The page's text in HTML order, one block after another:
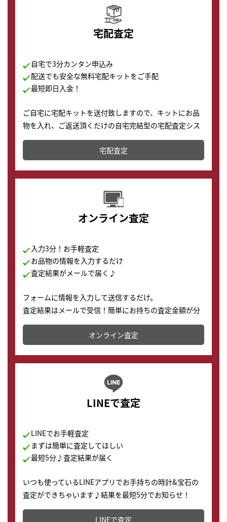
宅配査定
自宅で3分カンタン申込み
配送でも安全な無料宅配キットをご手配
最短即日入金！
ご自宅に宅配キットを送付致しますので、キットにお品
物を入れ、ご返送頂くだけの自宅完結型の宅配査定シス
テムです。
配送でも簡単&安全に査定・買取に出すことが可能で
す。
宅配査定
オンライン査定
入力3分！お手軽査定
お品物の情報を入力するだけ
査定結果がメールで届く♪
フォームに情報を入力して送信するだけ。
査定結果はメールで受信！簡単にお持ちの査定金額が分
かります。
オンライン査定
LINEで査定
LINEでお手軽査定
まずは簡単に査定してほしい
最短5分♪査定結果が届く
いつも使っているLINEアプリでお手持ちの時計&宝石の
査定ができちゃいます♪結果を最短5分でお知らせ！
どこからでもすぐに査定金額を知ることが出来ます。
LINEで査定